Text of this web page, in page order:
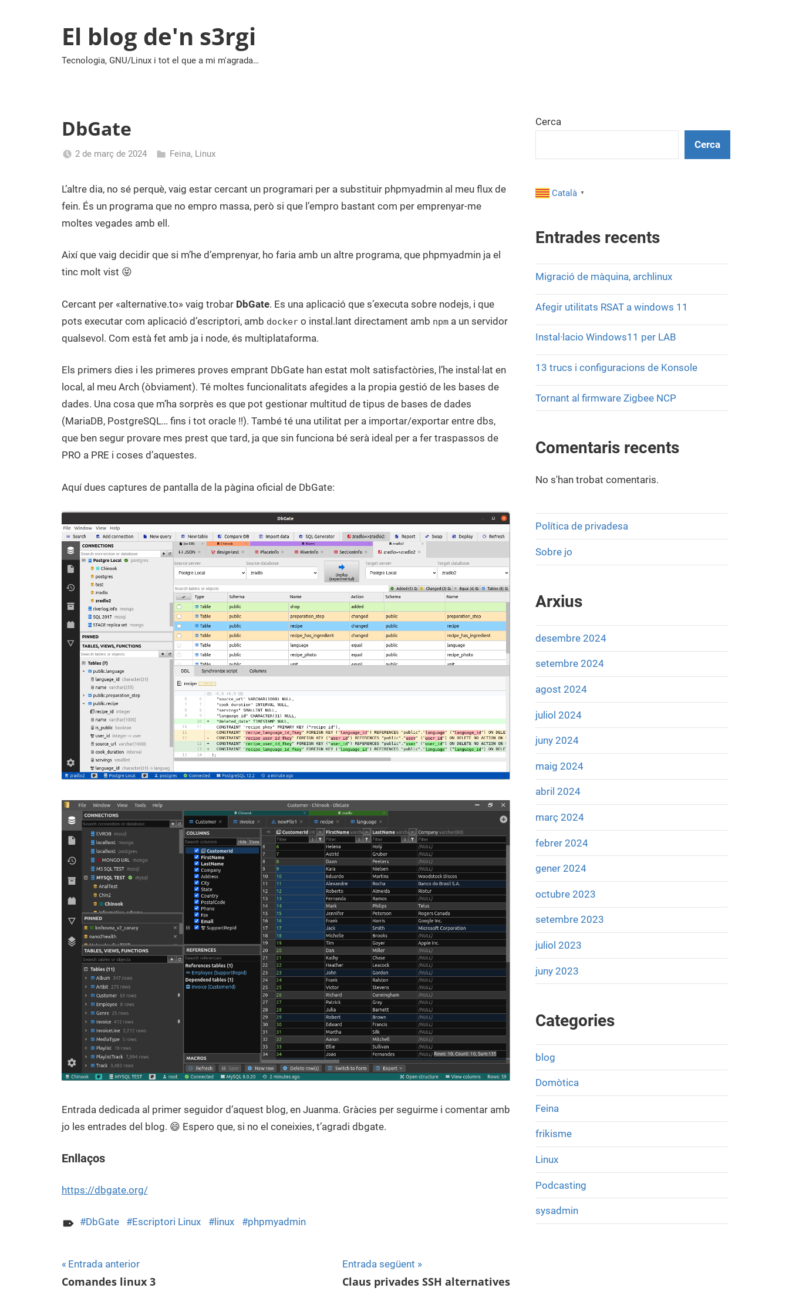
El blog de'n s3rgi
Tecnologia, GNU/Linux i tot el que a mi m'agrada…
DbGate
2 de març de 2024
Navas
Feina, Linux
L’altre dia, no sé perquè, vaig estar cercant un programari per a substituir phpmyadmin al meu flux de
fein. És un programa que no empro massa, però si que l’empro bastant com per emprenyar-me
moltes vegades amb ell.
Així que vaig decidir que si m’he d’emprenyar, ho faria amb un altre programa, que phpmyadmin ja el
tinc molt vist 😝
Cercant per «alternative.to» vaig trobar DbGate. Es una aplicació que s’executa sobre nodejs, i que
pots executar com aplicació d’escriptori, amb dockero instal.lant directament amb npma un servidor
qualsevol. Com està fet amb ja i node, és multiplataforma.
Els primers dies i les primeres proves emprant DbGate han estat molt satisfactòries, l’he instal·lat en
local, al meu Arch (òbviament). Té moltes funcionalitats afegides a la propia gestió de les bases de
dades. Una cosa que m’ha sorprès es que pot gestionar multitud de tipus de bases de dades
(MariaDB, PostgreSQL… fins i tot oracle !!). També té una utilitat per a importar/exportar entre dbs,
que ben segur provare mes prest que tard, ja que sin funciona bé serà ideal per a fer traspassos de
PRO a PRE i coses d’aquestes.
Aquí dues captures de pantalla de la pàgina oficial de DbGate:
Entrada dedicada al primer seguidor d’aquest blog, en Juanma. Gràcies per seguirme i comentar amb
jo les entrades del blog. 😄 Espero que, si no el coneixies, t’agradi dbgate.
Enllaços
https://dbgate.org/
DbGate Escriptori Linux linux phpmyadmin
Navegació
d'entrades
Entrada anterior
Comandes linux 3
Entrada següent
Claus privades SSH alternatives
Cerca
Cerca
Català ▼
Entrades recents
Migració de màquina, archlinux
Afegir utilitats RSAT a windows 11
Instal·lacio Windows11 per LAB
13 trucs i configuracions de Konsole
Tornant al firmware Zigbee NCP
Comentaris recents
No s'han trobat comentaris.
Política de privadesa
Sobre jo
Arxius
desembre 2024
setembre 2024
agost 2024
juliol 2024
juny 2024
maig 2024
abril 2024
març 2024
febrer 2024
gener 2024
octubre 2023
setembre 2023
juliol 2023
juny 2023
Categories
blog
Domòtica
Feina
frikisme
Linux
Podcasting
sysadmin